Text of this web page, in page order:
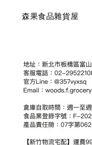
森果食品雜貨屋